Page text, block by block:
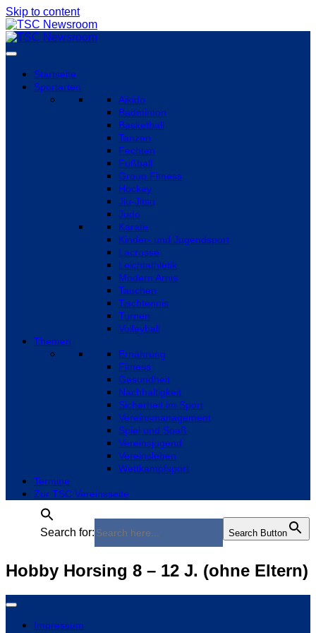
Skip to content
Startseite
Sportarten
Aikido
Badminton
Basketball
Tanzen
Fechten
Fußball
Group Fitness
Hockey
Jiu-Jitsu
Judo
Karate
Kinder- und Jugendsport
Lacrosse
Leichtathletik
Modern Arnis
Tauchen
Tischtennis
Turnen
Volleyball
Themen
Ernährung
Fitness
Gesundheit
Nachhaltigkeit
Sicherheit im Sport
Vereinsmanagement
Spiel und Spaß
Vereinsjugend
Vereinsleben
Wettkampfsport
Termine
Zur TSC Vereinsseite
Search for: Search Button
Hobby Horsing 8 – 12 J. (ohne Eltern)
Impressum